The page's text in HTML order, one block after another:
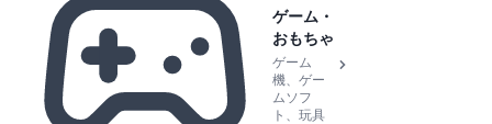
ゲーム・
おもちゃ
ゲーム
機、ゲー
ムソフ
ト、玩具